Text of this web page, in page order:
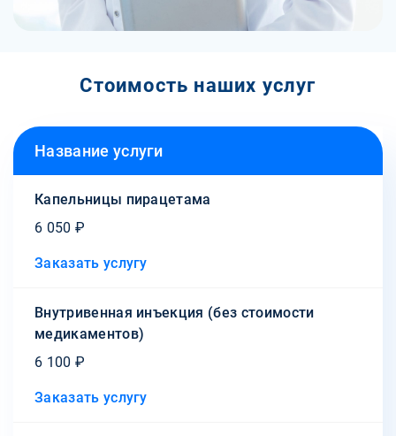
Стоимость наших услуг
Название услуги
Капельницы пирацетама
6 050 ₽
Заказать услугу
Внутривенная инъекция (без стоимости
медикаментов)
6 100 ₽
Заказать услугу